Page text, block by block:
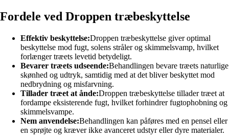
Fordele ved Droppen træbeskyttelse
Effektiv beskyttelse:Droppen træbeskyttelse giver optimal
beskyttelse mod fugt, solens stråler og skimmelsvamp, hvilket
forlænger træets levetid betydeligt.
Bevarer træets udseende:Behandlingen bevare træets naturlige
skønhed og udtryk, samtidig med at det bliver beskyttet mod
nedbrydning og misfarvning.
Tillader træet at ånde:Droppen træbeskyttelse tillader træet at
fordampe eksisterende fugt, hvilket forhindrer fugtophobning og
skimmelsvampe.
Nem anvendelse:Behandlingen kan påføres med en pensel eller
en sprøjte og kræver ikke avanceret udstyr eller dyre materialer.